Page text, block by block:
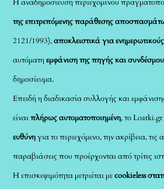
Η αναδημοσίευση περιεχομένου
της επιτρεπόμενης παράθεσης
2121/1993),αποκλειστικά για
αυτόματηεμφάνιση της πηγής και συνδέσμου
δημοσίευμα.
Επειδή η διαδικασία συλλογής και
είναιπλήρως αυτοματοποιημένη, το
ευθύνηγια το περιεχόμενο, την ακρίβεια, τις
παραβιάσεις που προέρχονται από τρίτες
Η επισκεψιμότητα μετριέται μεcookieless